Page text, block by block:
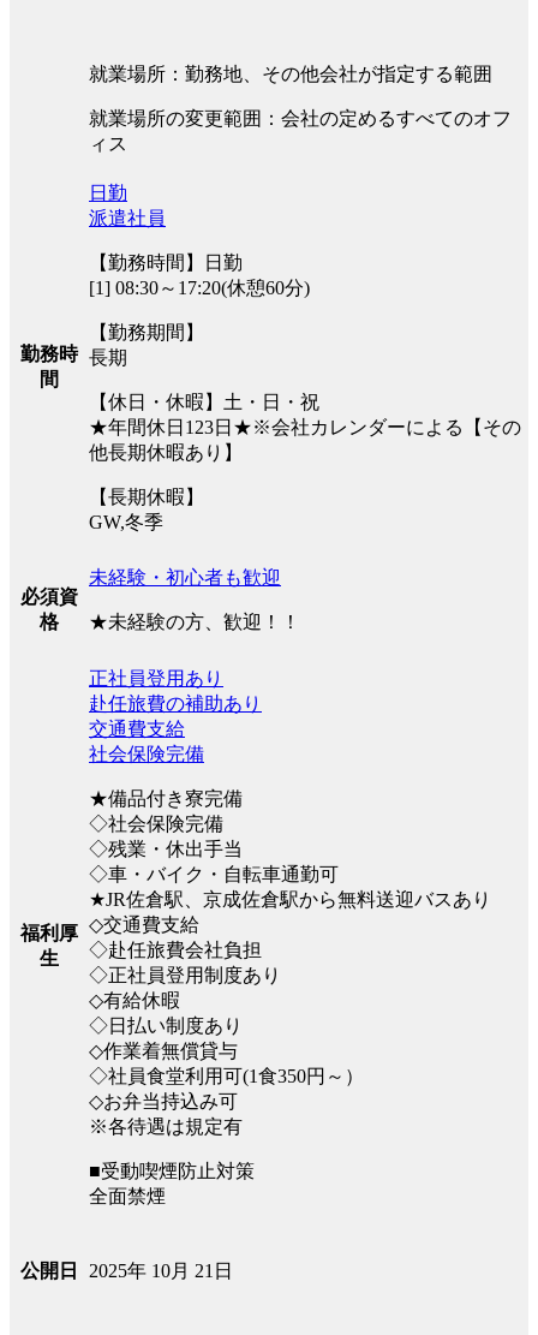
就業場所：勤務地、その他会社が指定する範囲
就業場所の変更範囲：会社の定めるすべてのオフ
ィス
勤務時
間
日勤
派遣社員
【勤務時間】日勤
[1] 08:30～17:20(休憩60分)
【勤務期間】
長期
【休日・休暇】土・日・祝
★年間休日123日★※会社カレンダーによる【その
他長期休暇あり】
【長期休暇】
GW,冬季
必須資
格
未経験・初心者も歓迎
★未経験の方、歓迎！！
福利厚
生
正社員登用あり
赴任旅費の補助あり
交通費支給
社会保険完備
★備品付き寮完備
◇社会保険完備
◇残業・休出手当
◇車・バイク・自転車通勤可
★JR佐倉駅、京成佐倉駅から無料送迎バスあり
◇交通費支給
◇赴任旅費会社負担
◇正社員登用制度あり
◇有給休暇
◇日払い制度あり
◇作業着無償貸与
◇社員食堂利用可(1食350円～）
◇お弁当持込み可
※各待遇は規定有
■受動喫煙防止対策
全面禁煙
公開日 2025年 10月 21日